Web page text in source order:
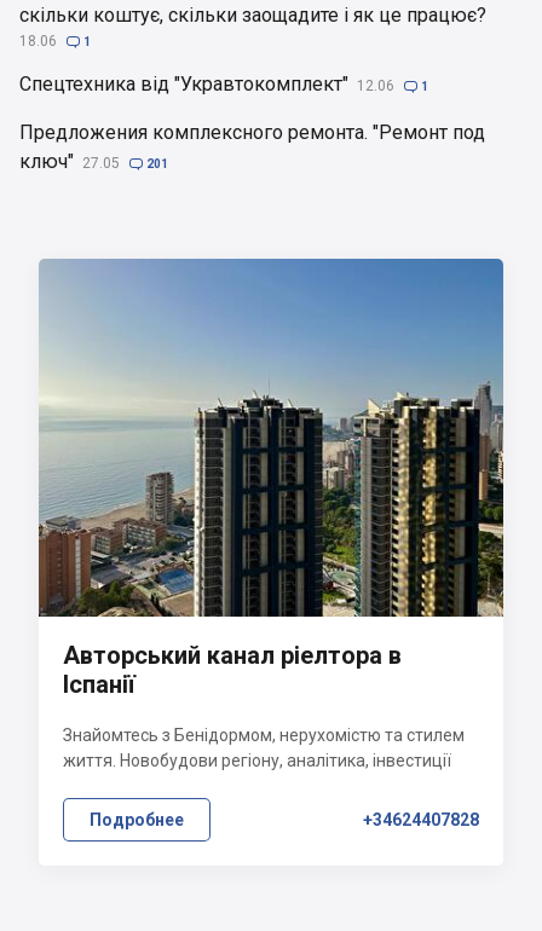
скільки коштує, скільки заощадите і як це працює?
18.06  1
Спецтехника від "Укравтокомплект" 12.06  1
Предложения комплексного ремонта. "Ремонт под
ключ" 27.05  201
Авторський канал ріелтора в
Іспанії
Знайомтесь з Бенідормом, нерухомістю та стилем
життя. Новобудови регіону, аналітика, інвестиції
Подробнее +34624407828